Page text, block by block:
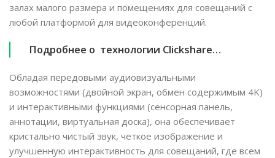
залах малого размера и помещениях для совещаний с
любой платформой для видеоконференций.
Подробнее о технологии Clickshare…
Обладая передовыми аудиовизуальными
возможностями (двойной экран, обмен содержимым 4K)
и интерактивными функциями (сенсорная панель,
аннотации, виртуальная доска), она обеспечивает
кристально чистый звук, четкое изображение и
улучшенную интерактивность для совещаний, где всем